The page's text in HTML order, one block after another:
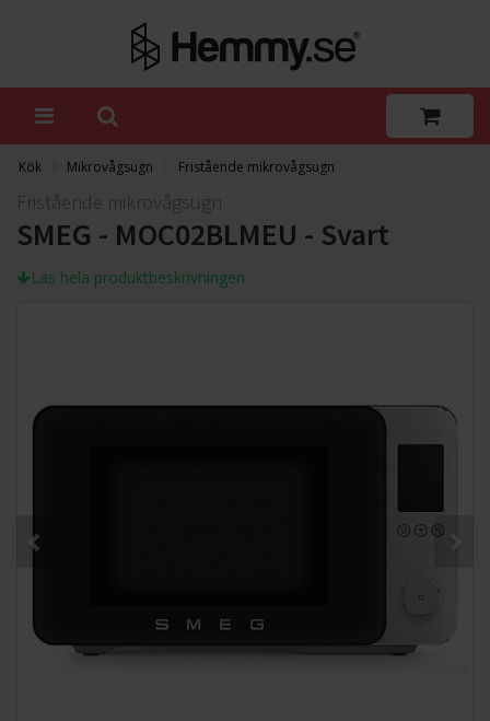
Kök Mikrovågsugn Fristående mikrovågsugn
Fristående mikrovågsugn
SMEG - MOC02BLMEU - Svart
Läs hela produktbeskrivningen